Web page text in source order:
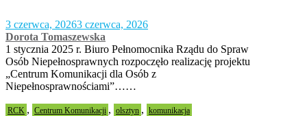
3 czerwca, 20263 czerwca, 2026
Dorota Tomaszewska
1 stycznia 2025 r. Biuro Pełnomocnika Rządu do Spraw
Osób Niepełnosprawnych rozpoczęło realizację projektu
„Centrum Komunikacji dla Osób z
Niepełnosprawnościami”……
RCK , Centrum Komunikacji , olsztyn , komunikacja